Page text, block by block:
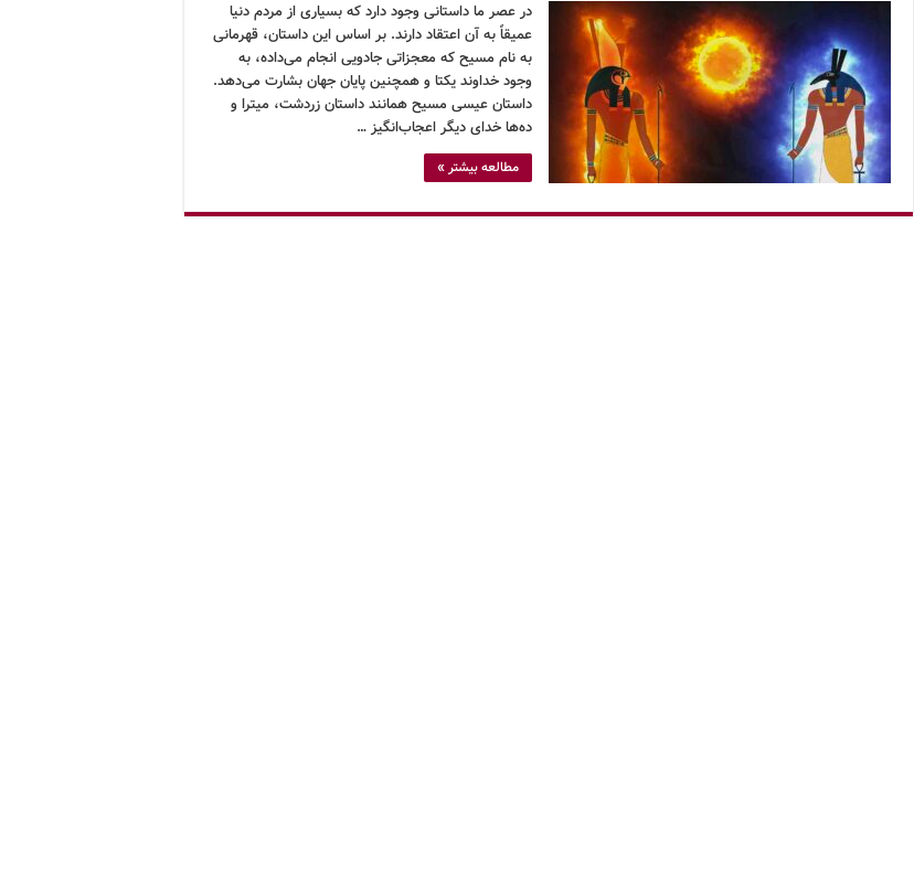
در عصر ما داستانی وجود دارد که بسیاری از مردم دنیا
عمیقاً به آن اعتقاد دارند. بر اساس این داستان، قهرمانی
به نام مسیح که معجزاتی جادویی انجام می‌داده، به
وجود خداوند یکتا و همچنین پایان جهان بشارت می‌دهد.
داستان عیسی مسیح همانند داستان زردشت، میترا و
ده‌ها خدای دیگر اعجاب‌انگیز …
مطالعه بیشتر »